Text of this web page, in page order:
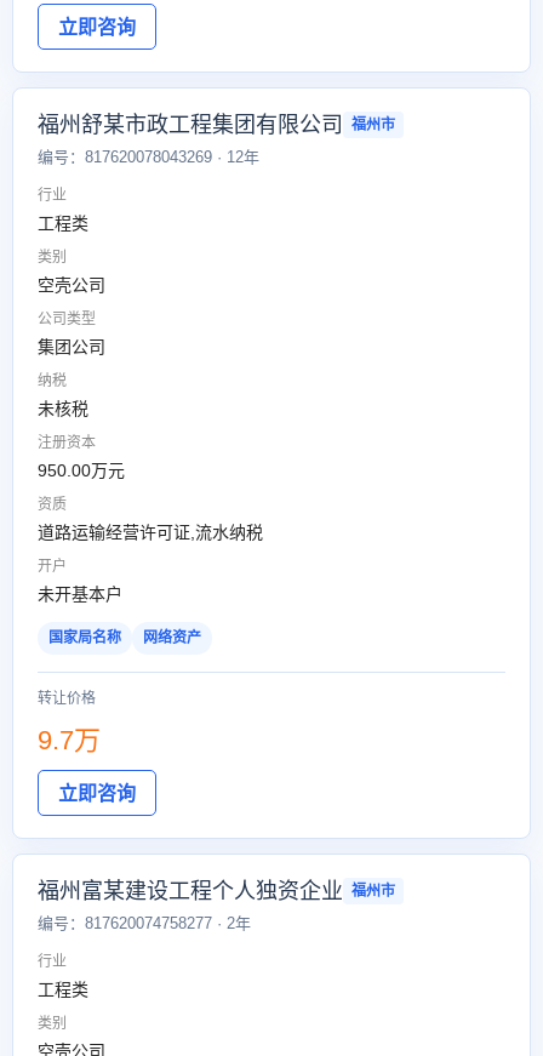
立即咨询
福州舒某市政工程集团有限公司 福州市
编号：817620078043269 · 12年
行业
工程类
类别
空壳公司
公司类型
集团公司
纳税
未核税
注册资本
950.00万元
资质
道路运输经营许可证,流水纳税
开户
未开基本户
国家局名称 网络资产
转让价格
9.7万
立即咨询
福州富某建设工程个人独资企业 福州市
编号：817620074758277 · 2年
行业
工程类
类别
空壳公司